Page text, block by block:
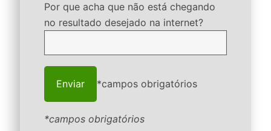
Por que acha que não está chegando
no resultado desejado na internet?
*campos obrigatórios
*campos obrigatórios